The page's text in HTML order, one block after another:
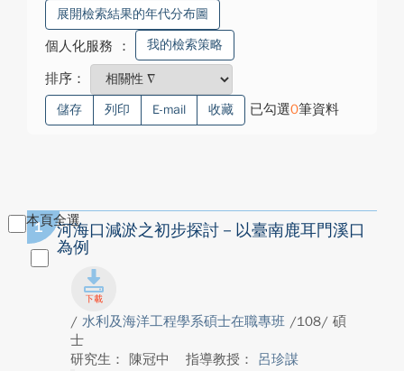
展開檢索結果的年代分布圖
個人化服務 ： 我的檢索策略
排序：
儲存 列印 E-mail 收藏 已勾選0筆資料
本頁全選
1
河海口減淤之初步探討－以臺南鹿耳門溪口
為例
/ 水利及海洋工程學系碩士在職專班 /108/ 碩
士
研究生： 陳冠中
指導教授： 呂珍謀